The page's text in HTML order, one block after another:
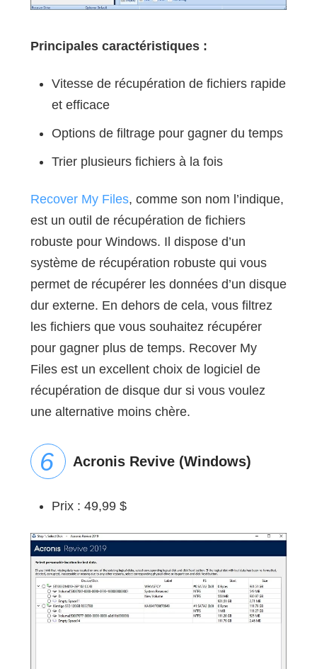
Principales caractéristiques :
Vitesse de récupération de fichiers rapide
et efficace
Options de filtrage pour gagner du temps
Trier plusieurs fichiers à la fois
Recover My Files, comme son nom l’indique,
est un outil de récupération de fichiers
robuste pour Windows. Il dispose d’un
système de récupération robuste qui vous
permet de récupérer les données d’un disque
dur externe. En dehors de cela, vous filtrez
les fichiers que vous souhaitez récupérer
pour gagner plus de temps. Recover My
Files est un excellent choix de logiciel de
récupération de disque dur si vous voulez
une alternative moins chère.
Acronis Revive (Windows)
Prix : 49,99 $